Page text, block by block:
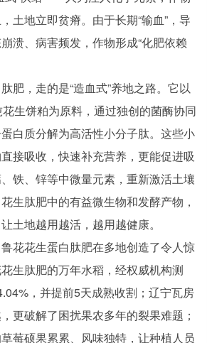
土地立即贫瘠。由于长期“输血”，导
溃、病害频发，作物形成“化肥依赖
肥，走的是“造血式”养地之路。它以
生饼粕为原料，通过独创的菌酶协同
白质分解为高活性小分子肽。这些小
接吸收，快速补充营养，更能促进吸
铁、锌等中微量元素，重新激活土壤
生肽肥中的有益微生物和发酵产物，
土地越用越活，越用越健康。
花花生蛋白肽肥在多地创造了令人惊
生肽肥的万年水稻，经权威机构测
，并提前5天成熟收割；辽宁瓦房
更破解了困扰果农多年的裂果难题；
莓硕果累累、风味独特，让种植人员